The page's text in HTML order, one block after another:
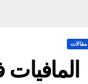
مقالات
المافيات